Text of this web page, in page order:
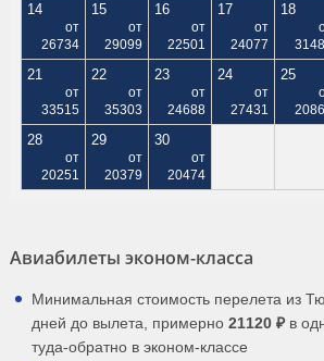
14
от
26734
15
от
29099
16
от
22501
17
от
24077
18
21
от
33515
22
от
35303
23
от
24688
24
от
27431
25
28
от
20251
29
от
20379
30
от
20474
Авиабилеты эконом-класса
Минимальная стоимость перелета из
дней до вылета, примерно 21120 ₽ в
туда-обратно в эконом-классе